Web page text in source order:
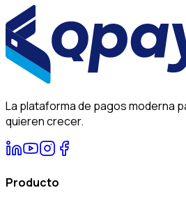
La plataforma de pagos moderna
quieren crecer.
Producto